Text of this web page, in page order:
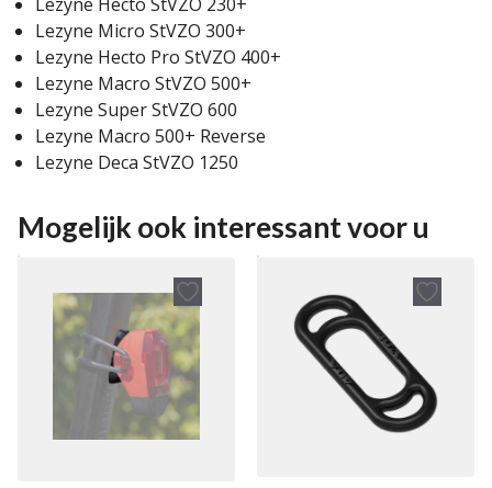
Lezyne Micro StVZO 300+
Lezyne Hecto Pro StVZO 400+
Lezyne Macro StVZO 500+
Lezyne Super StVZO 600
Lezyne Macro 500+ Reverse
Lezyne Deca StVZO 1250
Mogelijk ook interessant voor u